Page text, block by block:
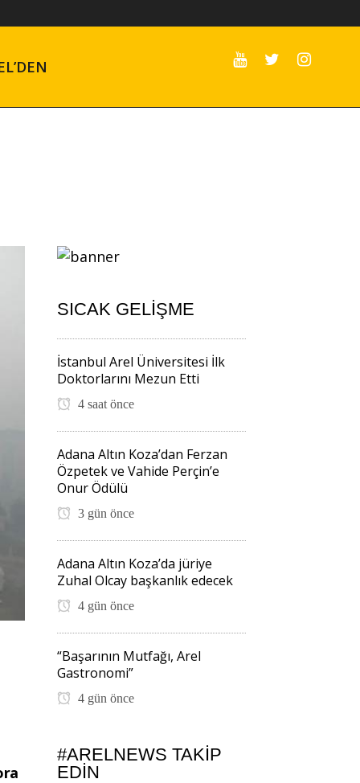
SICAK GELIŞME
İstanbul Arel Üniversitesi İlk
Doktorlarını Mezun Etti
4 saat önce
Adana Altın Koza’dan Ferzan
Özpetek ve Vahide Perçin’e
Onur Ödülü
3 gün önce
Adana Altın Koza’da jüriye
Zuhal Olcay başkanlık edecek
4 gün önce
“Başarının Mutfağı, Arel
Gastronomi”
4 gün önce
#ARELNEWS TAKIP
EDIN